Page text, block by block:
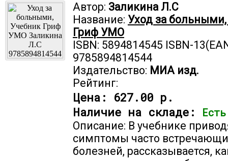
Автор: Заликина Л.С
Название: Уход за
Гриф УМО
ISBN: 5894814545 ISBN-
9785894814544
Издательство: МИА изд.
Рейтинг:
Цена: 627.00 р.
Наличие на складе:
Есть
Описание: В учебнике
симптомы часто
болезней, рассказывается,